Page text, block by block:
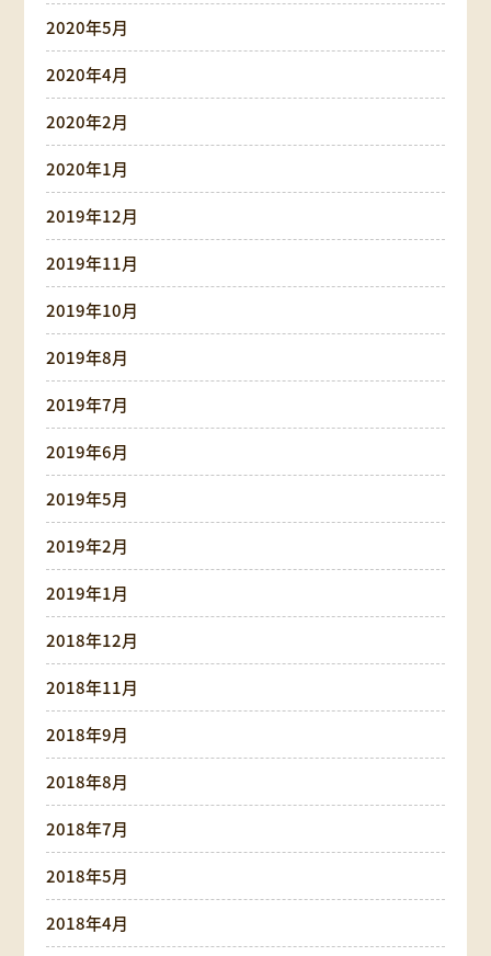
2020年5月
2020年4月
2020年2月
2020年1月
2019年12月
2019年11月
2019年10月
2019年8月
2019年7月
2019年6月
2019年5月
2019年2月
2019年1月
2018年12月
2018年11月
2018年9月
2018年8月
2018年7月
2018年5月
2018年4月